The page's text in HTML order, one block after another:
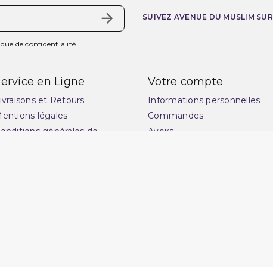
de confidentialité
SUIVEZ AVENUE DU MUSLIM SUR
en Ligne
et Retours
légales
générales de
Votre compte
Informations personnelles
Commandes
Avoirs